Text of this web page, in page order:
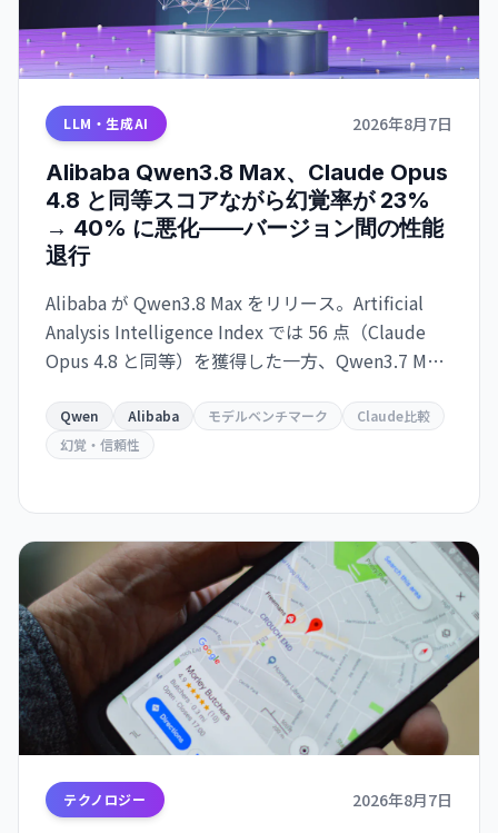
LLM・生成AI 2026年8月7日
Alibaba Qwen3.8 Max、Claude Opus
4.8 と同等スコアながら幻覚率が 23%
→ 40% に悪化——バージョン間の性能
退行
Alibaba が Qwen3.8 Max をリリース。Artificial
Analysis Intelligence Index では 56 点（Claude
Opus 4.8 と同等）を獲得した一方、Qwen3.7 Max
りのコスト効率も悪化し、実用性を疑問視する声
も。
Qwen Alibaba モデルベンチマーク
Claude比較
幻覚・信頼性
テクノロジー 2026年8月7日